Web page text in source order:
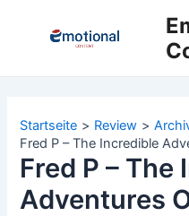
Startseite Review
Fred P – The Incredible
Fred P – The
Adventures